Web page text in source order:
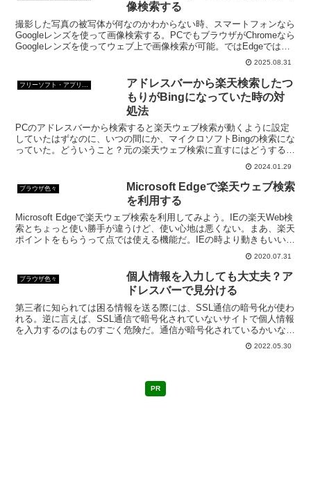
像検索する
撮影した写真の被写体が何なのかわからない時、スマートフォンなら
Googleレンズを使って画像検索する。PCでもブラウザがChromeなら
Googleレンズを使ってウェブ上で画像検索が可能。ではEdgeでは画
2025.08.31
アドレスバーから楽天検索したつ
もりがBingになっていた時の対
処法
PCのアドレスバーから検索すると楽天ウェブ検索が動くように設定
していたはずなのに、いつの間にか、マイクロソフトBingの検索にな
っていた。どういうこと？元の楽天ウェブ検索に直すにはどうする？
2024.01.29
ブラウザ色々
Microsoft Edgeで楽天ウェブ検索
を利用する
Microsoft Edgeで楽天ウェブ検索を利用してみよう。IEの楽天Web検
索とちょっと使い勝手が違うけど、使い心地は悪くない。まあ、楽天
ポイントをもらうって点では使える機能だ。IEの時より動きもいい
2020.07.31
ブラウザ色々
個人情報を入力しても大丈夫？ア
ドレスバーで見分ける
第三者に知られては困る情報を送る際には、SSL通信の暗号化が使わ
れる。逆に言えば、SSL通信で暗号化されていないサイトで個人情報
を入力するのはものすごく危険だ。通信が暗号化されているかいない
2022.05.30
PR